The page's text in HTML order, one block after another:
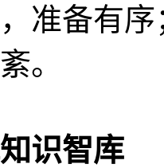
备有序
。
识智库